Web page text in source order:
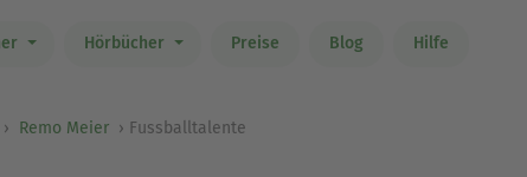
Hörbücher Preise Blog Hilfe
Remo Meier Fussballtalente